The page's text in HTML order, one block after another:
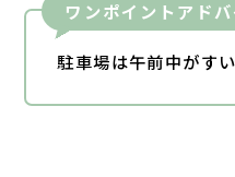
ワンポイントアドバ
駐車場は午前中がす